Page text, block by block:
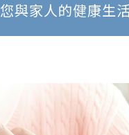
與家人的健康生